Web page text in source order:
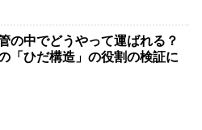
の中でどうやって運ばれる？
「ひだ構造」の役割の検証に